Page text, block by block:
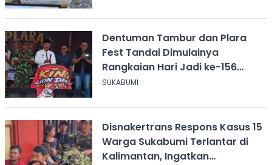
Dentuman Tambur dan Plara
Fest Tandai Dimulainya
Rangkaian Hari Jadi ke-156
Kabupaten Sukabumi
SUKABUMI
Disnakertrans Respons Kasus 15
Warga Sukabumi Terlantar di
Kalimantan, Ingatkan